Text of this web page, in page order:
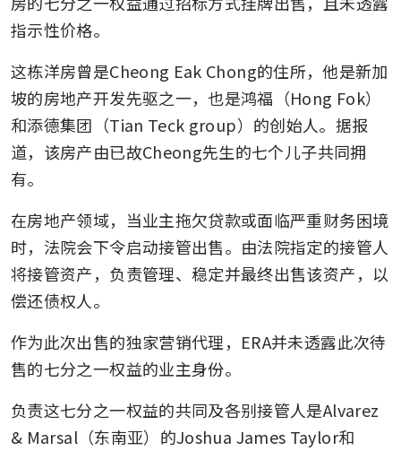
指示性价格。
这栋洋房曾是Cheong Eak Chong的住所，他是新加
坡的房地产开发先驱之一，也是鸿福（Hong Fok）
和添德集团（Tian Teck group）的创始人。据报
道，该房产由已故Cheong先生的七个儿子共同拥
有。
在房地产领域，当业主拖欠贷款或面临严重财务困境
时，法院会下令启动接管出售。由法院指定的接管人
将接管资产，负责管理、稳定并最终出售该资产，以
偿还债权人。
作为此次出售的独家营销代理，ERA并未透露此次待
售的七分之一权益的业主身份。
负责这七分之一权益的共同及各别接管人是Alvarez
& Marsal（东南亚）的Joshua James Taylor和